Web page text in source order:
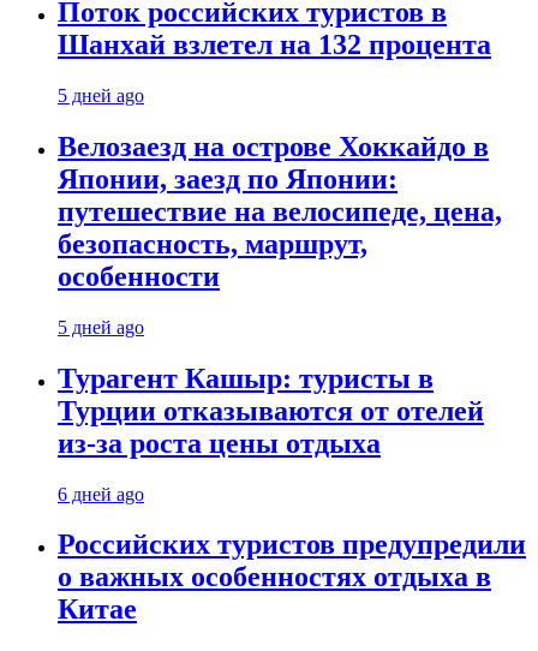
Поток российских туристов в
Шанхай взлетел на 132 процента
5 дней ago
Велозаезд на острове Хоккайдо в
Японии, заезд по Японии:
путешествие на велосипеде, цена,
безопасность, маршрут,
особенности
5 дней ago
Турагент Кашыр: туристы в
Турции отказываются от отелей
из-за роста цены отдыха
6 дней ago
Российских туристов предупредили
о важных особенностях отдыха в
Китае